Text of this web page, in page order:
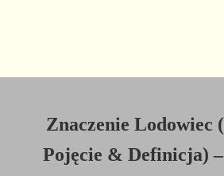
Znaczenie Lodowiec
Pojęcie & Definicja)